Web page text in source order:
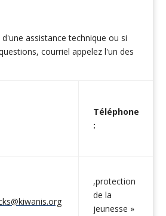
assistance technique ou si
courriel appelez l'un des
Téléphone
:
,protection
de la
jeunesse »